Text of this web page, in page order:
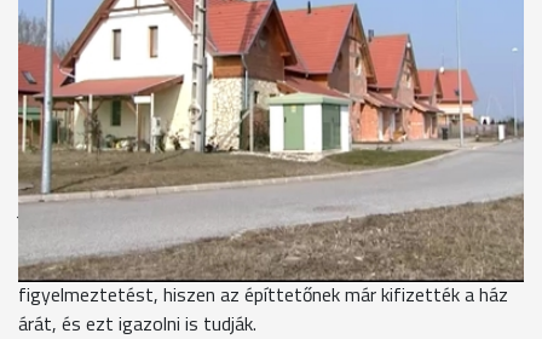
Ezeken a házakon még vakolat sincs, félkész állapotban
adták át őket. A lakók annak is örültek, hogy legalább tető van
a fejük fölött. Sok helyen ők maguk fejezték be a külső
burkolatok festését, és még a csatornák sincsenek lezárva. A
lakóparkban eredetileg 3 ütemben 38 ház épült volna, de az
első ütem után már eltűnt több 10 millió forint, ráadásul
jelzálog terhelte az összes ingatlant - mondják a lakók. Egy
éve itt laktak már, mikor az első banki felszólítás érkezett,
hogy fizessék ki tartozásukat. Nem értették a
figyelmeztetést, hiszen az építtetőnek már kifizették a ház
árát, és ezt igazolni is tudják.